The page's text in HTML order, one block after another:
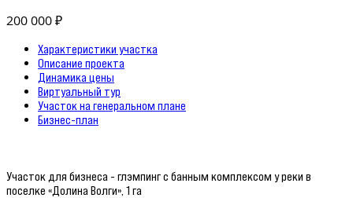
200 000 ₽
Характеристики участка
Описание проекта
Динамика цены
Виртуальный тур
Участок на генеральном плане
Бизнес-план
Участок для бизнеса - глэмпинг с банным комплексом у реки в
поселке «Долина Волги», 1 га